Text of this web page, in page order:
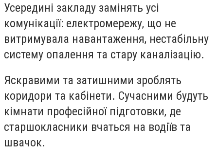
Усередині закладу замінять усі
комунікації: електромережу, що не
витримувала навантаження, нестабільну
систему опалення та стару каналізацію.
Яскравими та затишними зроблять
коридори та кабінети. Сучасними будуть
кімнати професійної підготовки, де
старшокласники вчаться на водіїв та
швачок.